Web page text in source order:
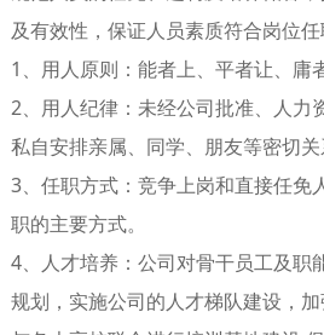
及有效性，保证人员素质符合岗位任
1、用人原则：能者上、平者让、庸
2、用人纪律：未经公司批准、人力
私自安排亲属、同学、朋友等密切关
3、任职方式：竞争上岗和直接任免
职的主要方式。
4、人才培养：公司对骨干员工及职
规划，实施公司的人才梯队建设，